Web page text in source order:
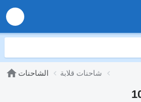
الشاحنات شاحنات قلابة